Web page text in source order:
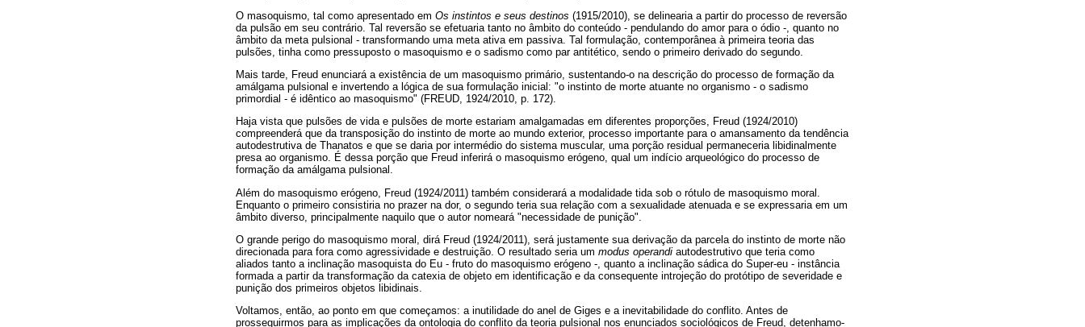
O masoquismo, tal como apresentado em Os instintos e seus destinos (1915/2010), se delinearia a partir do processo de reversão
da pulsão em seu contrário. Tal reversão se efetuaria tanto no âmbito do conteúdo - pendulando do amor para o ódio -, quanto no
âmbito da meta pulsional - transformando uma meta ativa em passiva. Tal formulação, contemporânea à primeira teoria das
pulsões, tinha como pressuposto o masoquismo e o sadismo como par antitético, sendo o primeiro derivado do segundo.
Mais tarde, Freud enunciará a existência de um masoquismo primário, sustentando-o na descrição do processo de formação da
amálgama pulsional e invertendo a lógica de sua formulação inicial: "o instinto de morte atuante no organismo - o sadismo
primordial - é idêntico ao masoquismo" (FREUD, 1924/2010, p. 172).
Haja vista que pulsões de vida e pulsões de morte estariam amalgamadas em diferentes proporções, Freud (1924/2010)
compreenderá que da transposição do instinto de morte ao mundo exterior, processo importante para o amansamento da tendência
autodestrutiva de Thanatos e que se daria por intermédio do sistema muscular, uma porção residual permaneceria libidinalmente
presa ao organismo. É dessa porção que Freud inferirá o masoquismo erógeno, qual um indício arqueológico do processo de
formação da amálgama pulsional.
Além do masoquismo erógeno, Freud (1924/2011) também considerará a modalidade tida sob o rótulo de masoquismo moral.
Enquanto o primeiro consistiria no prazer na dor, o segundo teria sua relação com a sexualidade atenuada e se expressaria em um
âmbito diverso, principalmente naquilo que o autor nomeará "necessidade de punição".
O grande perigo do masoquismo moral, dirá Freud (1924/2011), será justamente sua derivação da parcela do instinto de morte não
direcionada para fora como agressividade e destruição. O resultado seria um modus operandi autodestrutivo que teria como
aliados tanto a inclinação masoquista do Eu - fruto do masoquismo erógeno -, quanto a inclinação sádica do Super-eu - instância
formada a partir da transformação da catexia de objeto em identificação e da consequente introjeção do protótipo de severidade e
punição dos primeiros objetos libidinais.
Voltamos, então, ao ponto em que começamos: a inutilidade do anel de Giges e a inevitabilidade do conflito. Antes de
prosseguirmos para as implicações da ontologia do conflito da teoria pulsional nos enunciados sociológicos de Freud, detenhamo-